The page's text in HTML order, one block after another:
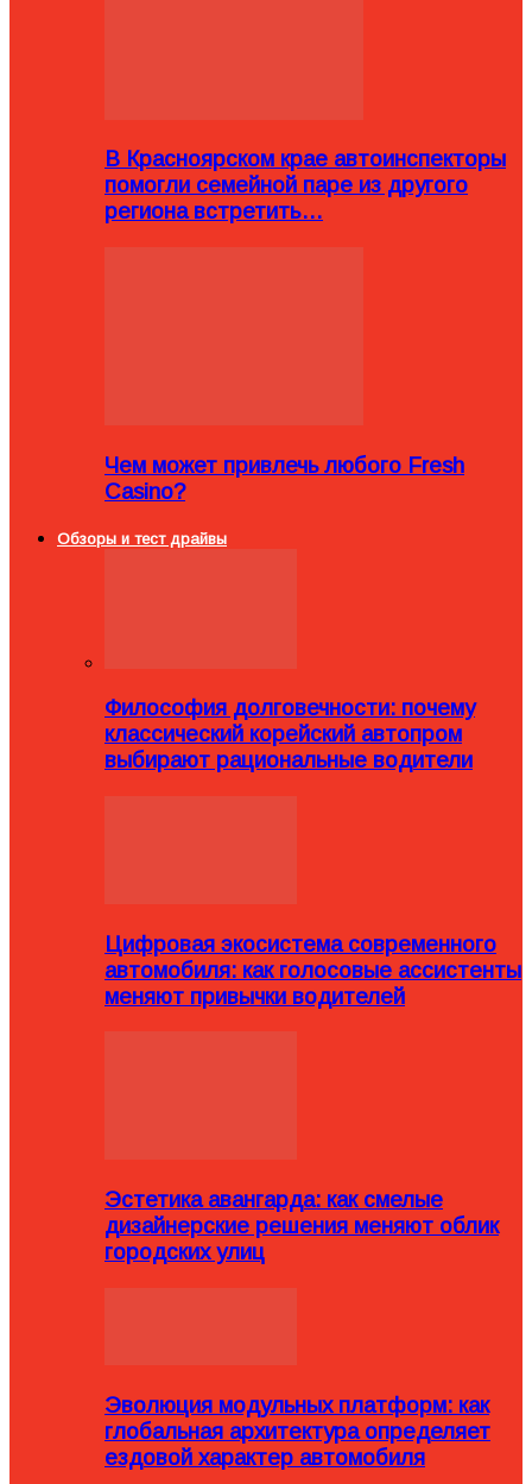
В Красноярском крае автоинспекторы
помогли семейной паре из другого
региона встретить…
Чем может привлечь любого Fresh
Casino?
Обзоры и тест драйвы
Философия долговечности: почему
классический корейский автопром
выбирают рациональные водители
Цифровая экосистема современного
автомобиля: как голосовые ассистенты
меняют привычки водителей
Эстетика авангарда: как смелые
дизайнерские решения меняют облик
городских улиц
Эволюция модульных платформ: как
глобальная архитектура определяет
ездовой характер автомобиля